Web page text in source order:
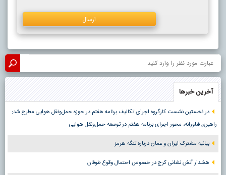
آخرین خبرها
در نخستین نشست کارگروه اجرای تکالیف برنامه هفتم در حوزه حمل‌ونقل هوایی مطرح شد:
راهبری فناورانه، محور اجرای برنامه هفتم در توسعه حمل‌ونقل هوایی
بیانیه مشترک ایران و عمان درباره تنگه هرمز
هشدار آتش نشانی کرج در خصوص احتمال وقوع طوفان